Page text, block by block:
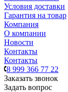
Условия доставки
Гарантия на товар
Компания
О компании
Новости
Контакты
Контакты
8 999 366 77 22
Заказать звонок
Задать вопрос